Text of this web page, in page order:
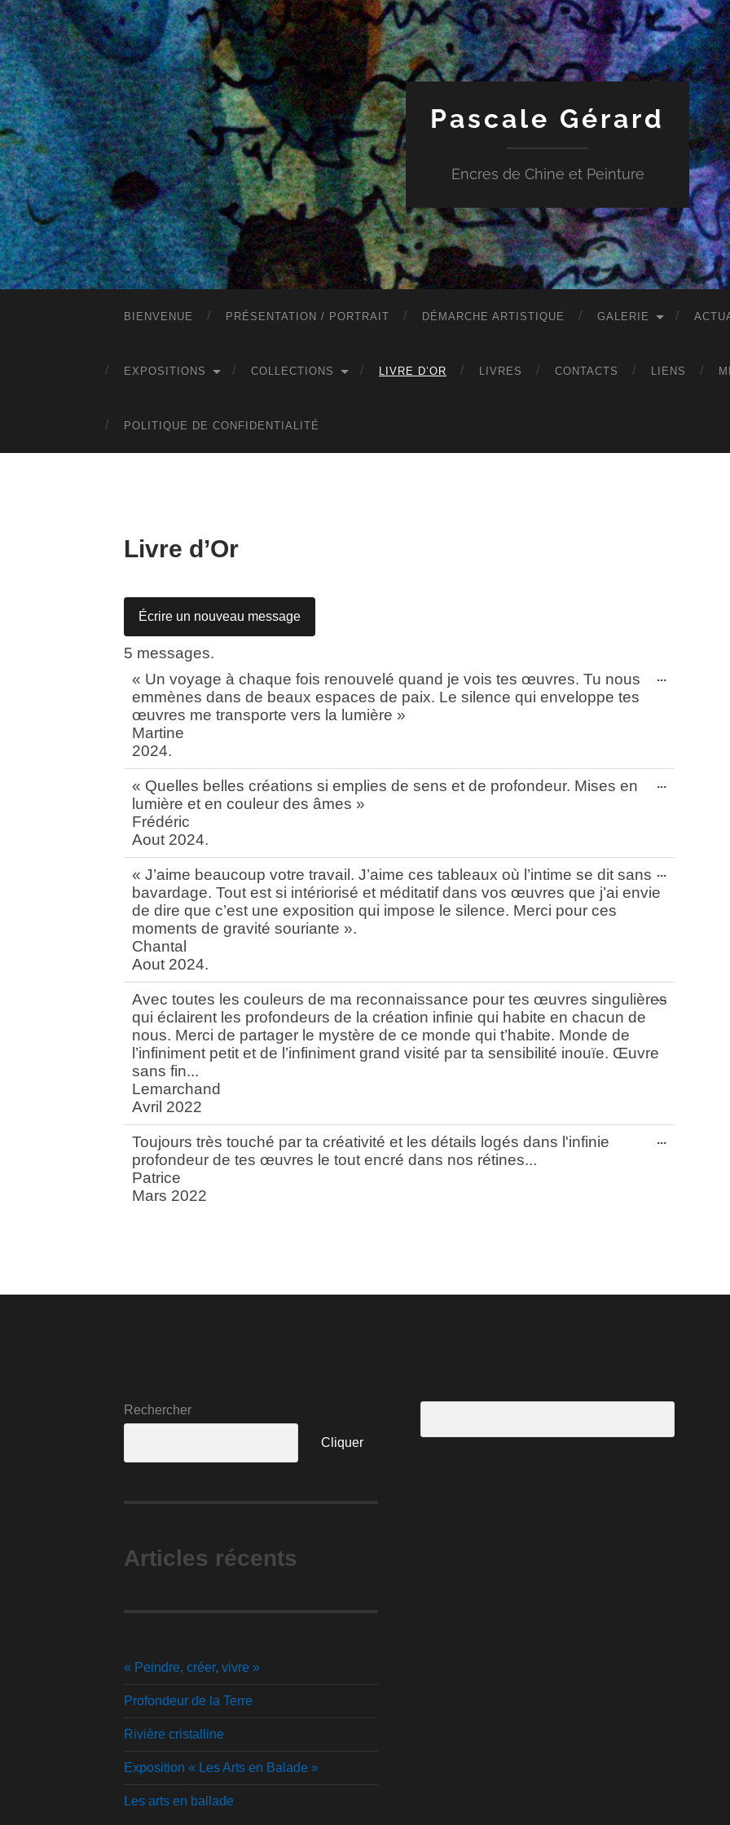
Pascale Gérard
Encres de Chine et Peinture
BIENVENUE PRÉSENTATION / PORTRAIT DÉMARCHE ARTISTIQUE GALERIE
EXPOSITIONS COLLECTIONS LIVRE D’OR LIVRES CONTACTS LIENS
POLITIQUE DE CONFIDENTIALITÉ
Livre d’Or
5 messages.
« Un voyage à chaque fois renouvelé quand je vois tes œuvres. Tu nous
emmènes dans de beaux espaces de paix. Le silence qui enveloppe tes
œuvres me transporte vers la lumière »
Martine
2024.
...
« Quelles belles créations si emplies de sens et de profondeur. Mises en
lumière et en couleur des âmes »
Frédéric
Aout 2024.
...
« J’aime beaucoup votre travail. J’aime ces tableaux où l’intime se dit sans
bavardage. Tout est si intériorisé et méditatif dans vos œuvres que j’ai envie
de dire que c’est une exposition qui impose le silence. Merci pour ces
moments de gravité souriante ».
Chantal
Aout 2024.
...
Avec toutes les couleurs de ma reconnaissance pour tes œuvres singulières
qui éclairent les profondeurs de la création infinie qui habite en chacun de
nous. Merci de partager le mystère de ce monde qui t’habite. Monde de
l’infiniment petit et de l’infiniment grand visité par ta sensibilité inouïe. Œuvre
sans fin...
Lemarchand
Avril 2022
...Ouvrir/
Toujours très touché par ta créativité et les détails logés dans l'infinie
profondeur de tes œuvres le tout encré dans nos rétines...
Patrice
Mars 2022
...
Rechercher
Cliquer
Articles récents
« Peindre, créer, vivre »
Profondeur de la Terre
Rivière cristalline
Exposition « Les Arts en Balade »
Les arts en ballade